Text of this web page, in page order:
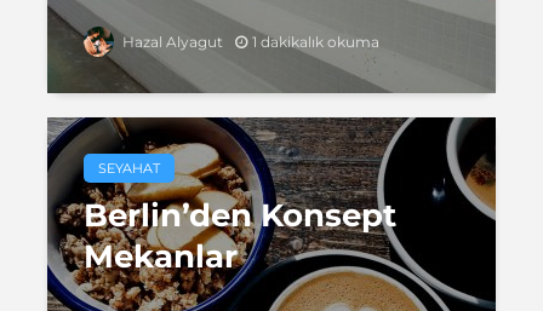
Hazal Alyagut 1 dakikalık okuma
SEYAHAT
Berlin’den Konsept
Mekanlar